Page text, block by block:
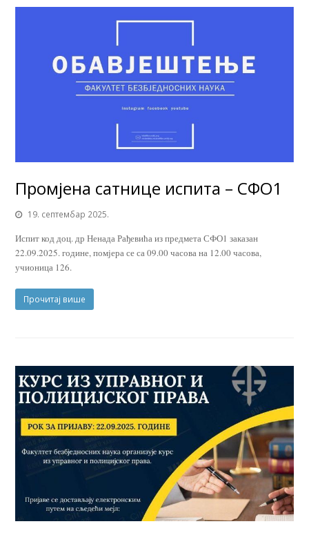
Промјена сатнице испита – СФО1
19. септембар 2025.
Испит код доц. др Ненада Рађевића из предмета СФО1 заказан
22.09.2025. године, помјера се са 09.00 часова на 12.00 часова,
учионица 126.
Прочитај више